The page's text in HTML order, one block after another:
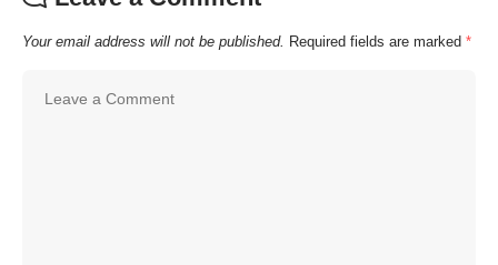
Your email address will not be published. Required fields are marked *